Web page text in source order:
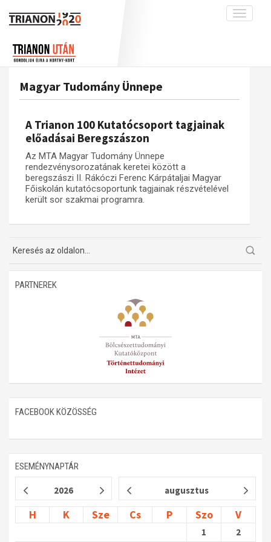
Toggle
interpretációk
A békerendszer megszilárdulása
Utókor és emlékezet
Munkatársaink
Adatbázis
Emlékművek (feltöltés alatt)
Menekültek
Visszhang
Publikációk
A trianoni szerződés
Magyar Tudomány Ünnepe
A Trianon 100 Kutatócsoport tagjainak
előadásai Beregszászon
Az MTA Magyar Tudomány Ünnepe
rendezvénysorozatának keretei között a
beregszászi II. Rákóczi Ferenc Kárpátaljai Magyar
Főiskolán kutatócsoportunk tagjainak részvételével
került sor szakmai programra.
PARTNEREK
FACEBOOK KÖZÖSSÉG
ESEMÉNYNAPTÁR
2026 augusztus
H K Sze Cs P Szo V
1 2